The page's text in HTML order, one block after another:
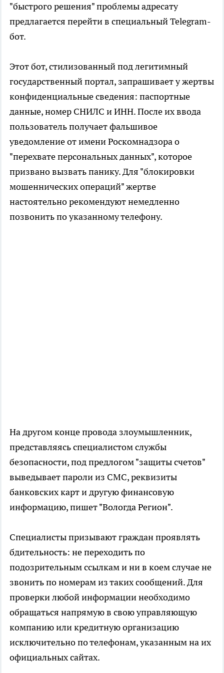
"быстрого решения" проблемы адресату
предлагается перейти в специальный Telegram-
бот.
Этот бот, стилизованный под легитимный
государственный портал, запрашивает у жертвы
конфиденциальные сведения: паспортные
данные, номер СНИЛС и ИНН. После их ввода
пользователь получает фальшивое
уведомление от имени Роскомнадзора о
"перехвате персональных данных", которое
призвано вызвать панику. Для "блокировки
мошеннических операций" жертве
настоятельно рекомендуют немедленно
позвонить по указанному телефону.
На другом конце провода злоумышленник,
представляясь специалистом службы
безопасности, под предлогом "защиты счетов"
выведывает пароли из СМС, реквизиты
банковских карт и другую финансовую
информацию, пишет "Вологда Регион".
Специалисты призывают граждан проявлять
бдительность: не переходить по
подозрительным ссылкам и ни в коем случае не
звонить по номерам из таких сообщений. Для
проверки любой информации необходимо
обращаться напрямую в свою управляющую
компанию или кредитную организацию
исключительно по телефонам, указанным на их
официальных сайтах.